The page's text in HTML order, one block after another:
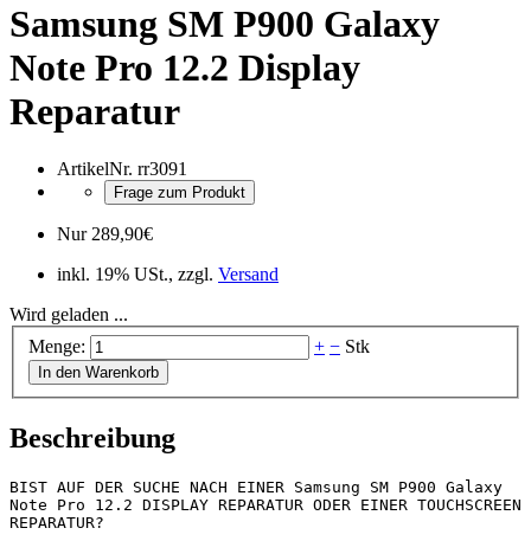
Samsung SM P900 Galaxy
Note Pro 12.2 Display
Reparatur
ArtikelNr. rr3091
Frage zum Produkt
Nur 289,90€
inkl. 19% USt., zzgl. Versand
Wird geladen ...
Menge:
+ − Stk
In den Warenkorb
Beschreibung
BIST AUF DER SUCHE NACH EINER Samsung SM P900 Galaxy
Note Pro 12.2 DISPLAY REPARATUR ODER EINER TOUCHSCREEN
REPARATUR?